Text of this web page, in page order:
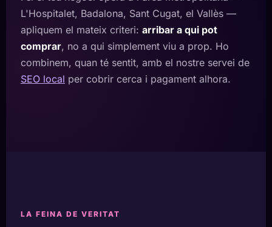
L'Hospitalet, Badalona, Sant Cugat, el Vallès —
apliquem el mateix criteri: arribar a qui pot
comprar, no a qui simplement viu a prop. Ho
combinem, quan té sentit, amb el nostre servei de
SEO local per cobrir cerca i pagament alhora.
LA FEINA DE VERITAT